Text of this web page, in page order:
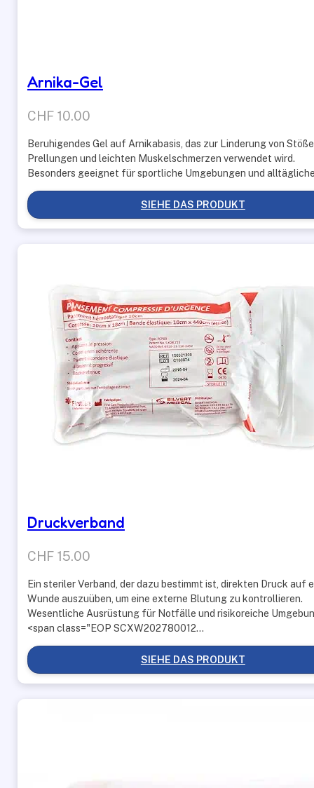
Arnika-Gel
CHF10.00
Beruhigendes Gel auf Arnikabasis, das zur Linderung von
Prellungen und leichten Muskelschmerzen verwendet wird.
Besonders geeignet für sportliche Umgebungen und
SIEHE DAS PRODUKT
Druckverband
CHF15.00
Ein steriler Verband, der dazu bestimmt ist, direkten Druck auf
Wunde auszuüben, um eine externe Blutung zu kontrollieren.
Wesentliche Ausrüstung für Notfälle und risikoreiche
<span class="EOP SCXW202780012…
SIEHE DAS PRODUKT